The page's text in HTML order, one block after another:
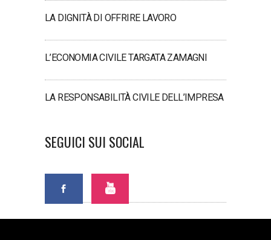
LA DIGNITÀ DI OFFRIRE LAVORO
L’ECONOMIA CIVILE TARGATA ZAMAGNI
LA RESPONSABILITÀ CIVILE DELL’IMPRESA
SEGUICI SUI SOCIAL